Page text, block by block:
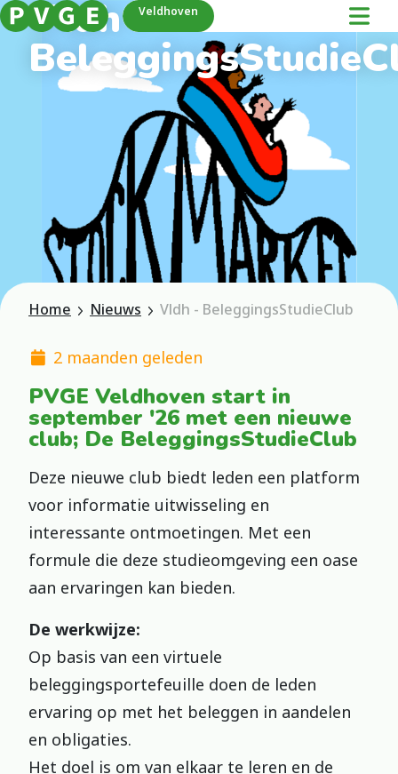
Veldhoven
Vldh -
Home Nieuws Vldh - BeleggingsStudieClub
2 maanden geleden
PVGE Veldhoven start in
september '26 met een nieuwe
club; De BeleggingsStudieClub
Deze nieuwe club biedt leden een platform
voor informatie uitwisseling en
interessante ontmoetingen. Met een
formule die deze studieomgeving een oase
aan ervaringen kan bieden.
De werkwijze:
Op basis van een virtuele
beleggingsportefeuille doen de leden
ervaring op met het beleggen in aandelen
en obligaties.
Het doel is om van elkaar te leren en de